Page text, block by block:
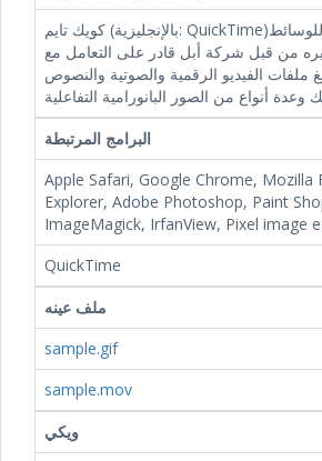
كويك تايم (بالإنجليزية: QuickTime)‏ هو إطار عمل للوسائط
من قبل شركة أبل قادر على التعامل مع
ملفات الفيديو الرقمية والصوتية والنصوص
البرامج المرتبطة
Apple Safari, Google Chrome, Mozilla
Explorer, Adobe Photoshop, Paint
ImageMagick, IrfanView, Pixel image
QuickTime
ملف عينه
sample.gif
sample.mov
ويكي